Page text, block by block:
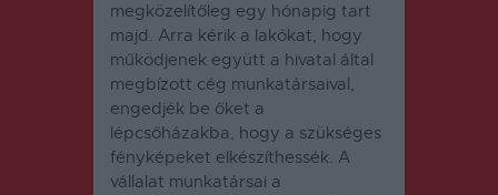
megközelítőleg egy hónapig tart
majd. Arra kérik a lakókat, hogy
működjenek együtt a hivatal által
megbízott cég munkatársaival,
engedjék be őket a
lépcsőházakba, hogy a szükséges
fényképeket elkészíthessék. A
vállalat munkatársai a